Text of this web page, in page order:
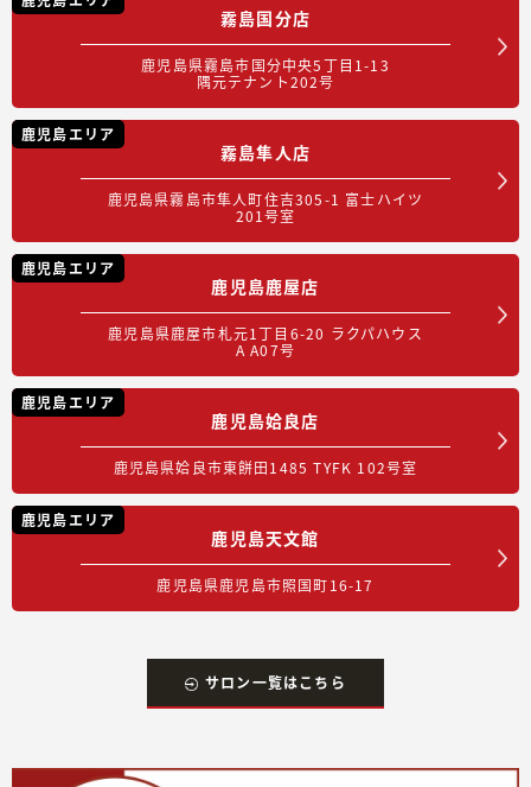
霧島国分店
鹿児島県霧島市国分中央5丁目1-13
隅元テナント202号
鹿児島エリア
霧島隼人店
鹿児島県霧島市隼人町住吉305-1 富士ハイツ
201号室
鹿児島エリア
鹿児島鹿屋店
鹿児島県鹿屋市札元1丁目6-20 ラクパハウス
A A07号
鹿児島エリア
鹿児島姶良店
鹿児島県姶良市東餅田1485 TYFK 102号室
鹿児島エリア
鹿児島天文館
鹿児島県鹿児島市照国町16-17
サロン一覧はこちら